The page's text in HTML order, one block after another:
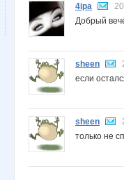
4ipa
Добрый
sheen
если
sheen
только не